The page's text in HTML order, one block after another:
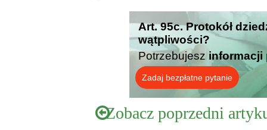
Art. 95c. Protokół
wątpliwości?
Potrzebujesz informacji
Zadaj bezpłatne pytanie
Zobacz poprzedni